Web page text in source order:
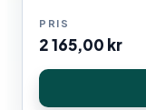
2 165,00 kr